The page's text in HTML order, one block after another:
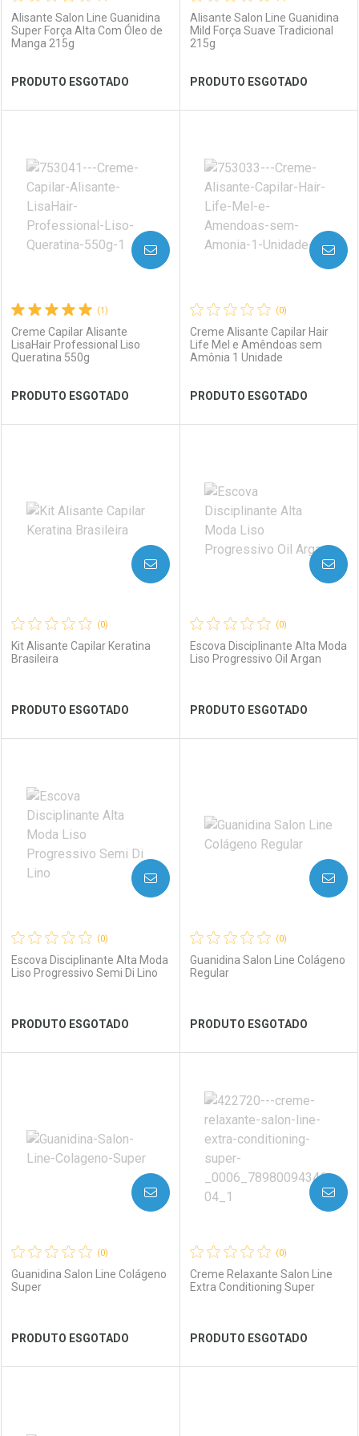
Ativar Desconto
Alisante Salon Line Guanidina
Super Força Alta Com Óleo de
Manga 215g
PRODUTO ESGOTADO
Laboratório
Ver Desconto Convênio
Por Menos
Alisante Salon Line Guanidina
Mild Força Suave Tradicional
215g
PRODUTO ESGOTADO
Laboratório
Ver Desconto Convênio
Por Menos
(1)
Creme Capilar Alisante
LisaHair Professional Liso
Queratina 550g
PRODUTO ESGOTADO
AVISE-ME
Ver Desconto Convênio
(0)
Creme Alisante Capilar Hair
Life Mel e Amêndoas sem
Amônia 1 Unidade
PRODUTO ESGOTADO
AVISE-ME
Laboratório
Ver Desconto Convênio
Por Menos
(0)
Kit Alisante Capilar Keratina
Brasileira
PRODUTO ESGOTADO
AVISE-ME
Laboratório
Ver Desconto Convênio
Por Menos
(0)
Escova Disciplinante Alta Moda
Liso Progressivo Oil Argan
PRODUTO ESGOTADO
AVISE-ME
Ver Desconto Convênio
(0)
Escova Disciplinante Alta Moda
Liso Progressivo Semi Di Lino
PRODUTO ESGOTADO
AVISE-ME
Ver Desconto Convênio
(0)
Guanidina Salon Line Colágeno
Regular
PRODUTO ESGOTADO
AVISE-ME
Laboratório
Ver Desconto Convênio
Por Menos
(0)
Guanidina Salon Line Colágeno
Super
PRODUTO ESGOTADO
AVISE-ME
(0)
Creme Relaxante Salon Line
Extra Conditioning Super
PRODUTO ESGOTADO
AVISE-ME